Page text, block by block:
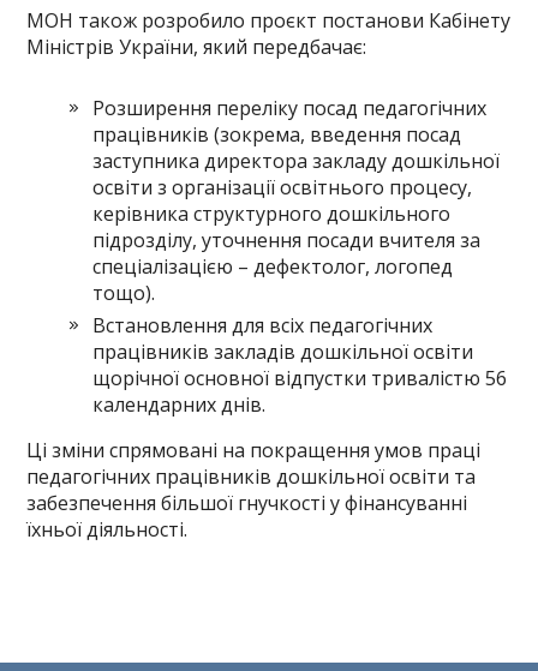
МОН також розробило проєкт постанови Кабінету
Міністрів України, який передбачає:
Розширення переліку посад педагогічних
працівників (зокрема, введення посад
заступника директора закладу дошкільної
освіти з організації освітнього процесу,
керівника структурного дошкільного
підрозділу, уточнення посади вчителя за
спеціалізацією – дефектолог, логопед
тощо).
Встановлення для всіх педагогічних
працівників закладів дошкільної освіти
щорічної основної відпустки тривалістю 56
календарних днів.
Ці зміни спрямовані на покращення умов праці
педагогічних працівників дошкільної освіти та
забезпечення більшої гнучкості у фінансуванні
їхньої діяльності.